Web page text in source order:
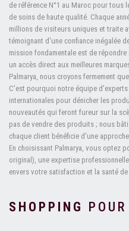
de référence N°1 au Maroc pour tous
de soins de haute qualité. Chaque
millions de visiteurs uniques et traite
témoignant d'une confiance inégalée
mission fondamentale est de
un accès direct aux meilleures
Palmarya, nous croyons fermement
C'est pourquoi notre équipe
internationales pour dénicher les
nouveautés qui feront fureur sur la
pas de vendre des produits ; nous
chaque client bénéficie d'une
En choisissant Palmarya, vous optez
original), une expertise
envers votre satisfaction et la santé
SHOPPING